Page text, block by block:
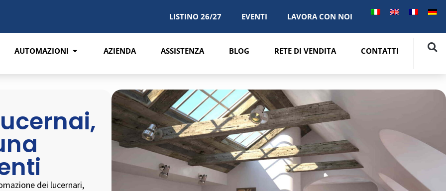
LISTINO 26/27 EVENTI LAVORA CON NOI
AUTOMAZIONI AZIENDA ASSISTENZA BLOG RETE DI VENDITA CONTATTI
dei lucernari,